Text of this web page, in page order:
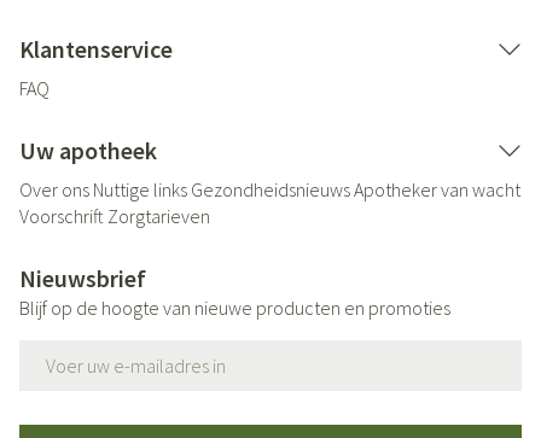
Klantenservice
FAQ
Uw apotheek
Over ons Nuttige links GezondheidsnieuwsApotheker van wacht
Voorschrift Zorgtarieven
Nieuwsbrief
Blijf op de hoogte van nieuwe producten en promoties